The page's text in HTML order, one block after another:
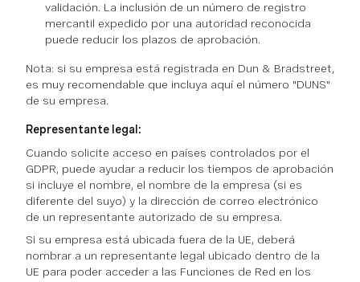
validación. La inclusión de un número de registro
mercantil expedido por una autoridad reconocida
puede reducir los plazos de aprobación.
Nota: si su empresa está registrada en Dun & Bradstreet,
es muy recomendable que incluya aquí el número "DUNS"
de su empresa.
Representante legal:
Cuando solicite acceso en países controlados por el
GDPR, puede ayudar a reducir los tiempos de aprobación
si incluye el nombre, el nombre de la empresa (si es
diferente del suyo) y la dirección de correo electrónico
de un representante autorizado de su empresa.
Si su empresa está ubicada fuera de la UE, deberá
nombrar a un representante legal ubicado dentro de la
UE para poder acceder a las Funciones de Red en los